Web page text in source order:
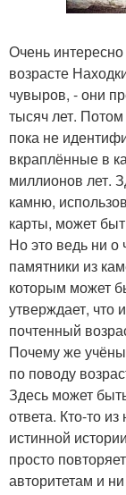
Очень
возрасте
чувыров, - они
тысяч лет.
пока не
вкраплённые в
миллионов лет.
камню,
карты, может
Но это ведь ни о
памятники из
которым может
утверждает, что
почтенный
Почему же
по поводу
Здесь может
ответа. Кто-то
истинной
просто
авторитетам и